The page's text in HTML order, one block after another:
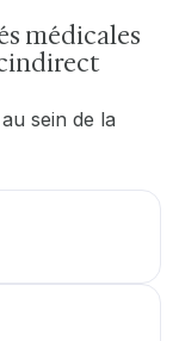
médicales
sein de la